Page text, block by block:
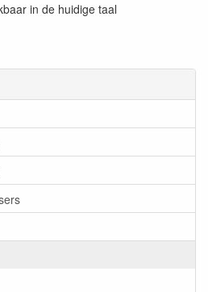
in de huidige taal